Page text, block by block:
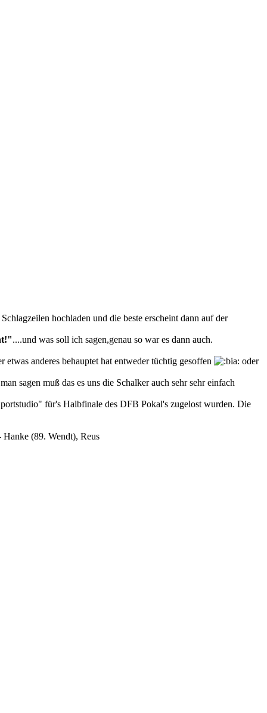
hochladen und die beste erscheint dann auf der
....und was soll ich sagen,genau so war es dann auch.
etwas anderes behauptet hat entweder tüchtig gesoffen oder
sagen muß das es uns die Schalker auch sehr sehr einfach
für's Halbfinale des DFB Pokal's zugelost wurden. Die
(89. Wendt), Reus